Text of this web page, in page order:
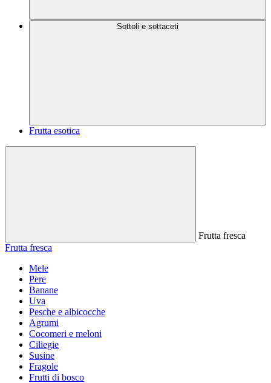
Sottoli e sottaceti
Frutta esotica
Frutta fresca
Frutta fresca
Mele
Pere
Banane
Uva
Pesche e albicocche
Agrumi
Cocomeri e meloni
Ciliegie
Susine
Fragole
Frutti di bosco